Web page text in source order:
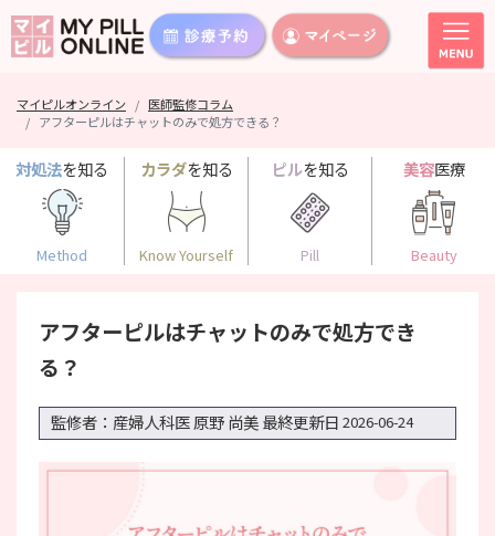
マイピルオンライン
医師監修コラム
アフターピルはチャットのみで処方できる？
対処法を知る
Method
カラダを知る
Know Yourself
ピルを知る
Pill
美容医療
Beauty
アフターピルはチャットのみで処方でき
る？
監修者：産婦人科医 原野 尚美最終更新日 2026-06-24